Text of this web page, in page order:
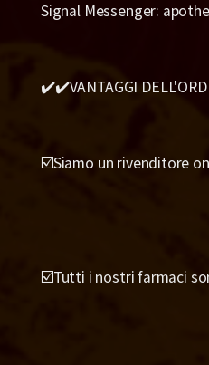
Signal Messenger:
✔️✔️VANTAGGI
☑️Siamo un rivenditore
☑️Tutti i nostri farmaci